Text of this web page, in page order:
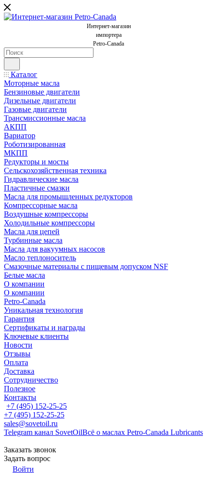
Интернет-магазин
импортера
Petro-Canada
Каталог
Моторные масла
Бензиновые двигатели
Дизельные двигатели
Газовые двигатели
Трансмиссионные масла
АКПП
Вариатор
Роботизированная
МКПП
Редукторы и мосты
Сельскохозяйственная техника
Гидравлические масла
Пластичные смазки
Масла для промышленных редукторов
Компрессорные масла
Воздушные компрессоры
Холодильные компрессоры
Масла для цепей
Турбинные масла
Масла для вакуумных насосов
Масло теплоноситель
Смазочные материалы с пищевым допуском NSF
Белые масла
О компании
О компании
Petro-Сanada
Уникальная технология
Гарантия
Сертификаты и награды
Ключевые клиенты
Новости
Отзывы
Оплата
Доставка
Сотрудничество
Полезное
Контакты
+7 (495) 152-25-25
+7 (495) 152-25-25
sales@sovetoil.ru
Telegram канал SovetOilВсё о маслах Petro-Canada Lubricants
Заказать звонок
Задать вопрос
Войти